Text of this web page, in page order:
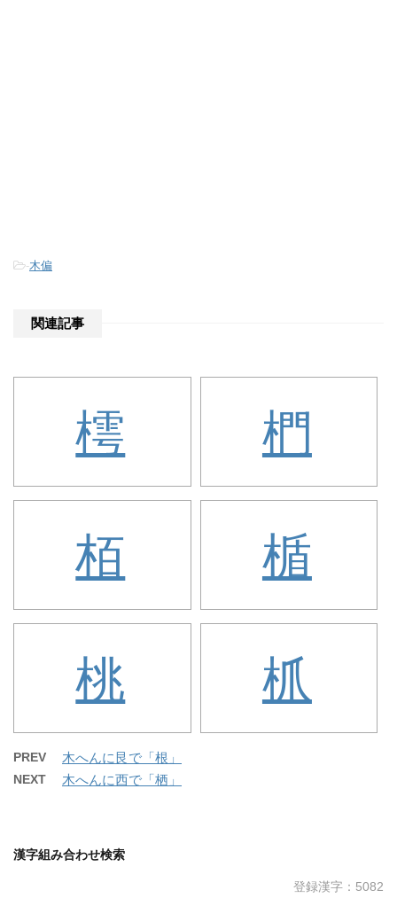
-木偏
関連記事
樗 椚
栢 楯
桃 枛
PREV 木へんに艮で「根」
NEXT 木へんに西で「栖」
漢字組み合わせ検索
登録漢字：5082